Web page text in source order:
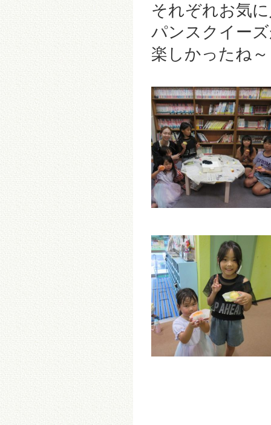
それぞれお気
パンスクイー
楽しかったね